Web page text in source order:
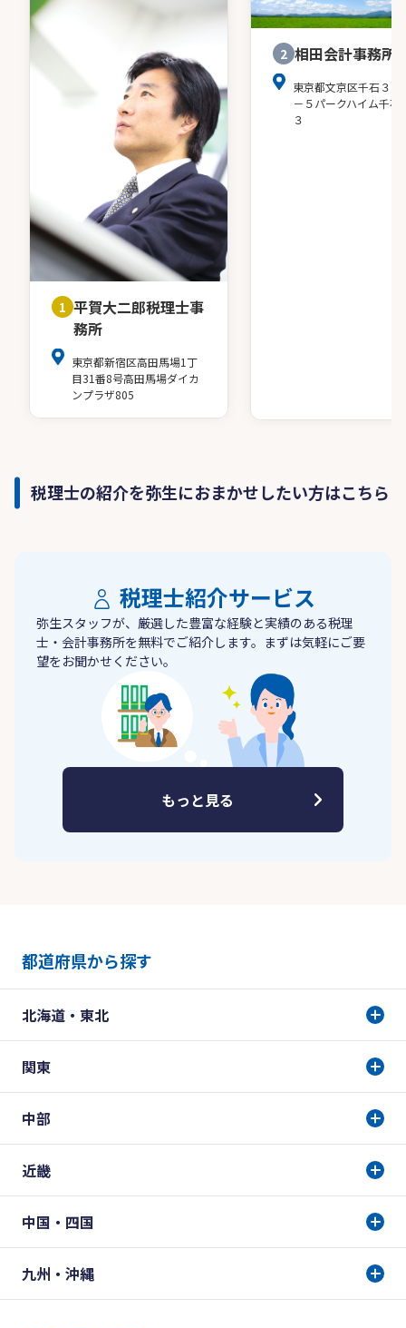
1 平賀大二郎税理士事
務所
東京都新宿区高田馬場1丁
目31番8号高田馬場ダイカ
ンプラザ805
2 相田会計事務所
東京都文京区千石３－
－５パークハイム千石
３
税理士の紹介を弥生におまかせしたい方はこちら
税理士紹介サービス
弥生スタッフが、厳選した豊富な経験と実績のある税理
士・会計事務所を無料でご紹介します。まずは気軽にご要
望をお聞かせください。
もっと見る
都道府県から探す
北海道・東北
関東
中部
近畿
中国・四国
九州・沖縄